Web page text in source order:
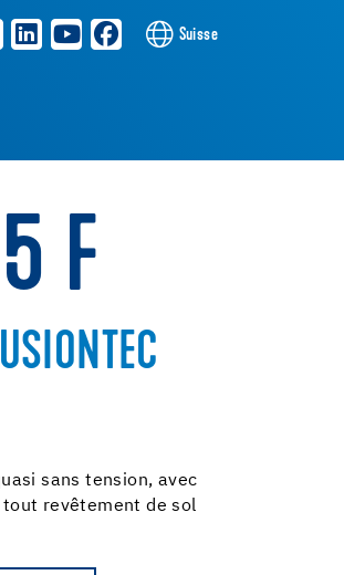
Suisse
F
sans tension, avec
revêtement de sol